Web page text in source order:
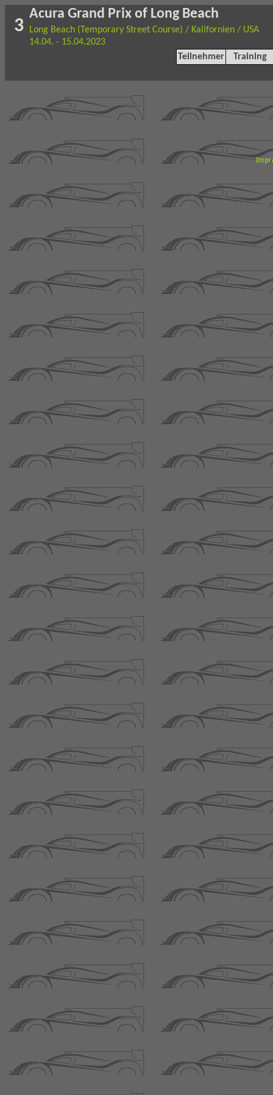
3
Acura Grand Prix of Long Beach
Long Beach (Temporary Street Course) / Kalifornien / USA
14.04. - 15.04.2023
Teilnehmer
Training